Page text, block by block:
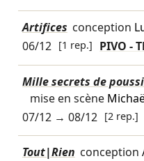
Artifices conception
06/12 [1 rep.] PIVO -
Mille secrets de
mise en scène
07/12→ 08/12 [2 rep.]
Tout|Rien conception